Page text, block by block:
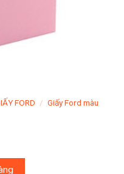
FORD / Giấy Ford màu